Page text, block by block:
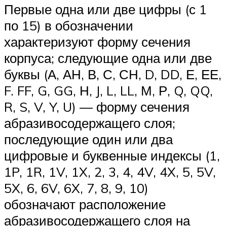
Первые одна или две цифры (с 1
по 15) в обозначении
характеризуют форму сечения
корпуса; следующие одна или две
буквы (А, АН, В, С, СН, D, DD, Е, ЕЕ,
F. FF, G, GG, Н, J, L, LL, М, Р, Q, QQ,
R, S, V, Y, U) — форму сечения
абразивосодержащего слоя;
последующие один или два
цифровые и буквенные индексы (1,
1P, 1R, 1V, 1X, 2, 3, 4, 4V, 4X, 5, 5V,
5X, 6, 6V, 6X, 7, 8, 9, 10)
обозначают расположение
абразивосодержащего слоя на